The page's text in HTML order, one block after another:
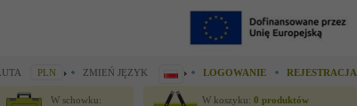
PLN ZMIEŃ JĘZYK LOGOWANIE REJESTRACJA
W schowku:
W koszyku: 0 produktów